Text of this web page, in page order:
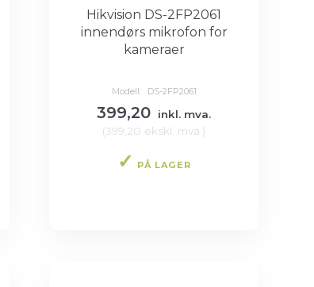
Hikvision DS-2FP2061
innendørs mikrofon for
kameraer
Modell: DS-2FP2061
399,20
inkl. mva.
(399,20 ekskl. mva.)
PÅ LAGER